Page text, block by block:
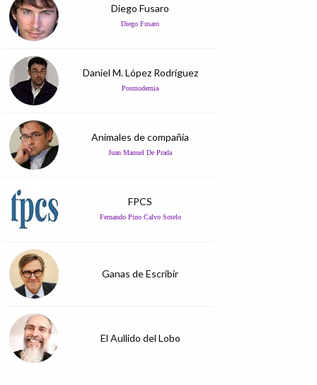
Diego Fusaro
Diego Fusaro
Daniel M. López Rodríguez
Posmodernia
Animales de compañía
Juan Manuel De Prada
FPCS
Fernando Pino Calvo Sotelo
Ganas de Escribir
El Aullido del Lobo